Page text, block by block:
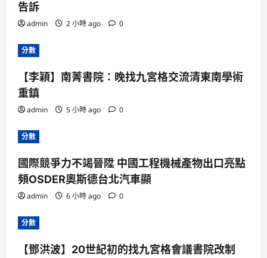
告訴
admin 2 小時 ago 0
分數
【李穎】南菁書院：晚找九宮格交流清東南學術
重鎮
admin 5 小時 ago 0
分數
國際競爭力不竭晉陞 中國工程機械產物出口亮點
頻OSDER奧斯德台北汽車顯
admin 6 小時 ago 0
分數
【鄧洪波】20世紀初的找九宮格會議書院改制